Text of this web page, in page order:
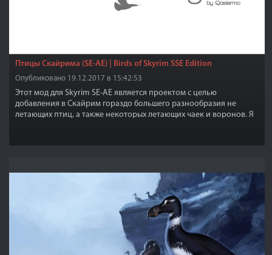
Птицы Скайрима (SE-АЕ) | Birds of Skyrim SSE Edition
Опубликовано 19.12.2017 в 15:42:53
Этот мод для Skyrim SE-АЕ является проектом с целью
добавления в Скайрим гораздо большего разнообразия не
летающих птиц, а также некоторых летающих чаек и воронов. Я